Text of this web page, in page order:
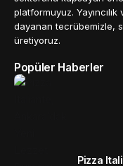
platformuyuz.
dayanan tecrübemizle,
üretiyoruz.
Popüler Haberler
Pizza